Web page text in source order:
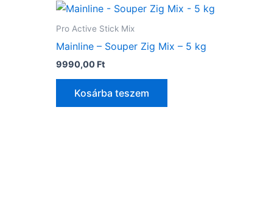
Pro Active Stick Mix
Mainline – Souper Zig Mix – 5 kg
9990,00 Ft
Kosárba teszem